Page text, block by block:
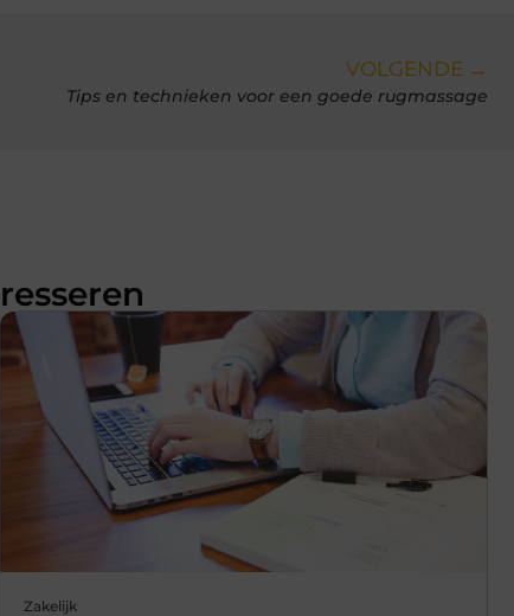
VOLGENDE →
Tips en technieken voor een goede rugmassage
Zakelijk